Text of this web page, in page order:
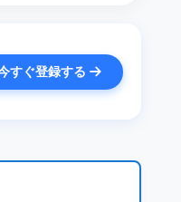
すぐ登録する